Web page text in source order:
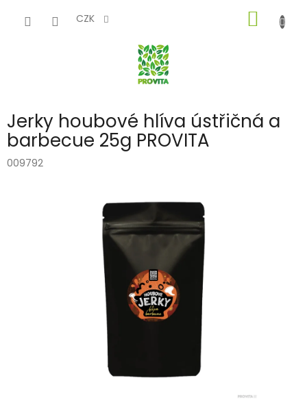
CZK
KOŠÍK
Jerky houbové hlíva ústřičná a
barbecue 25g PROVITA
009792